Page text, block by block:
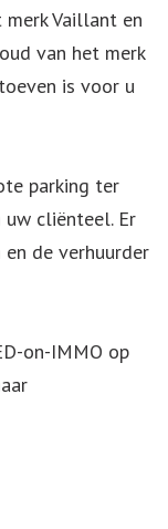
Vaillant en
van het merk
is voor u
parking ter
uw cliënteel. Er
de verhuurder
on-IMMO op